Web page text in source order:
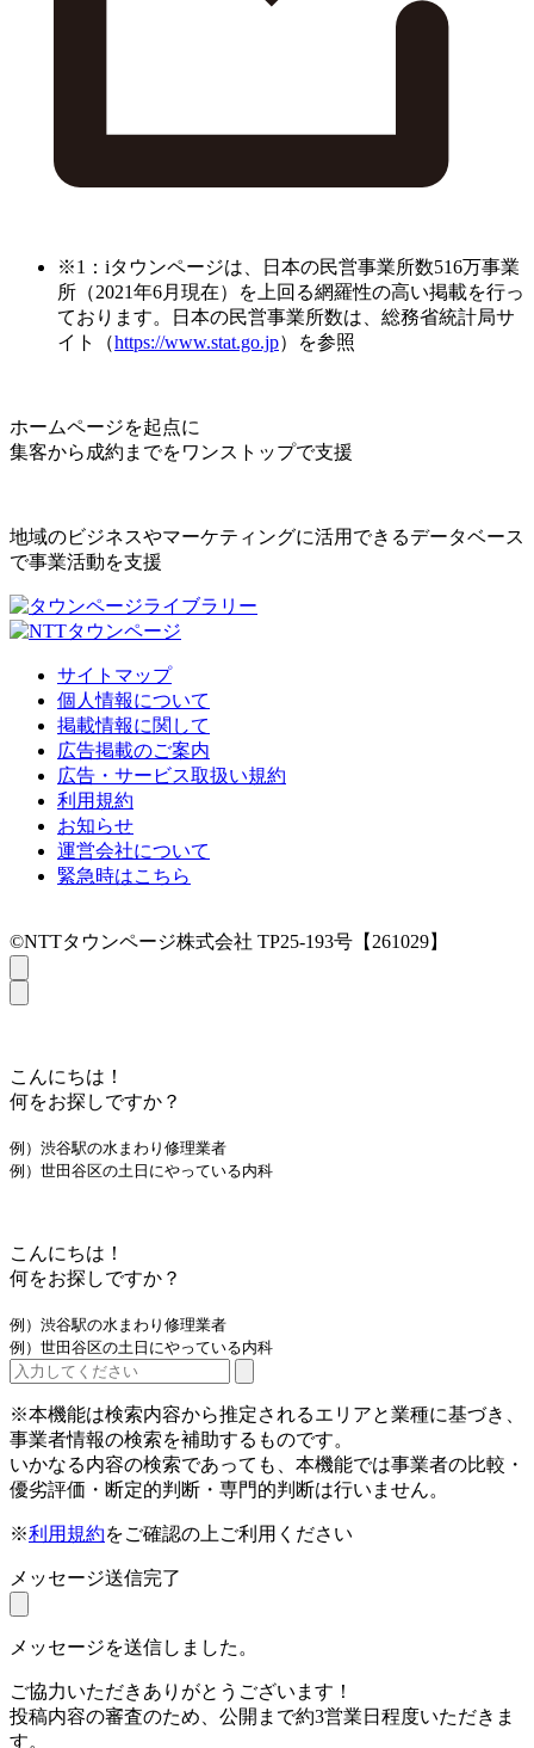
※1：iタウンページは、日本の民営事業所数516万事業
所（2021年6月現在）を上回る網羅性の高い掲載を行っ
ております。日本の民営事業所数は、総務省統計局サ
イト（https://www.stat.go.jp）を参照
ホームページを起点に
集客から成約までをワンストップで支援
地域のビジネスやマーケティングに活用できるデータベース
で事業活動を支援
サイトマップ
個人情報について
掲載情報に関して
広告掲載のご案内
広告・サービス取扱い規約
利用規約
お知らせ
運営会社について
緊急時はこちら
©NTTタウンページ株式会社 TP25-193号【261029】
こんにちは！
何をお探しですか？
例）渋谷駅の水まわり修理業者
例）世田谷区の土日にやっている内科
こんにちは！
何をお探しですか？
例）渋谷駅の水まわり修理業者
例）世田谷区の土日にやっている内科
※本機能は検索内容から推定されるエリアと業種に基づき、
事業者情報の検索を補助するものです。
いかなる内容の検索であっても、本機能では事業者の比較・
優劣評価・断定的判断・専門的判断は行いません。
※利用規約をご確認の上ご利用ください
メッセージ送信完了
メッセージを送信しました。
ご協力いただきありがとうございます！
投稿内容の審査のため、公開まで約3営業日程度いただきま
す。